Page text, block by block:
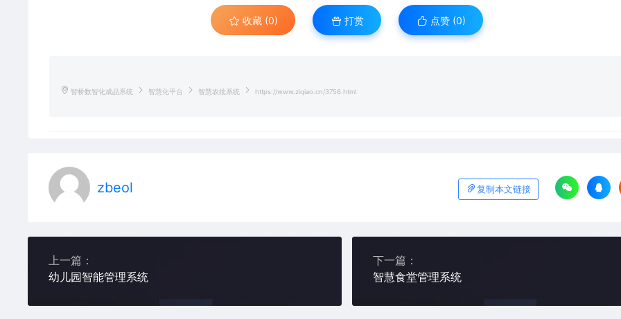
收藏 (0) 打赏 点赞 (0)
智桥数智化成品系统 智慧化平台 智慧农批系统 https://www.ziqiao.cn/3756.html
zbeol 复制本文链接
上一篇：
幼儿园智能管理系统
下一篇：
智慧食堂管理系统